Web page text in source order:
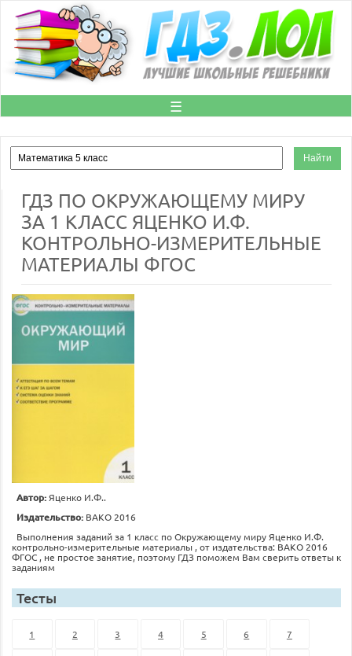
☰
ГДЗ ПО ОКРУЖАЮЩЕМУ МИРУ
ЗА 1 КЛАСС ЯЦЕНКО И.Ф.
КОНТРОЛЬНО-ИЗМЕРИТЕЛЬНЫЕ
МАТЕРИАЛЫ ФГОС
Автор:Яценко И.Ф..
Издательство: ВАКО 2016
Выполнения заданий за 1 класс по Окружающему миру Яценко И.Ф.
контрольно-измерительные материалы , от издательства: ВАКО 2016
ФГОС , не простое занятие, поэтому ГДЗ поможем Вам сверить ответы к
заданиям
Тесты
1 2 3 4 5 6 7